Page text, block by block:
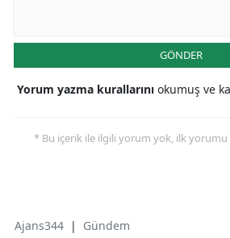
GÖNDER
Yorum yazma kurallarını okumuş ve
* Bu içerik ile ilgili yorum yok, ilk yorumu
Ajans344 | Gündem